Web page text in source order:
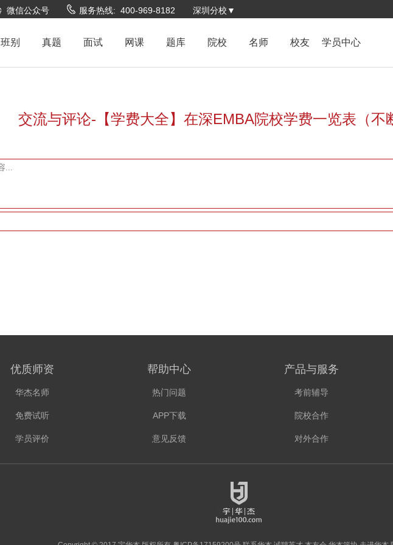
微信公众号 服务热线: 400-969-8182 深圳分校▼
班别 真题 面试 网课 题库 院校 名师 校友 学员中心
交流与评论-【学费大全】在深EMBA院校学费一览表（不
优质师资
华杰名师
免费试听
学员评价
帮助中心
热门问题
APP下载
意见反馈
产品与服务
考前辅导
院校合作
对外合作